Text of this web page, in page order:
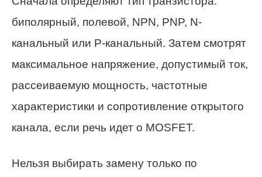
биполярный, полевой, NPN, PNP, N-
канальный или P-канальный. Затем смотрят
максимальное напряжение, допустимый ток,
рассеиваемую мощность, частотные
характеристики и сопротивление открытого
канала, если речь идет о MOSFET.
Нельзя выбирать замену только по